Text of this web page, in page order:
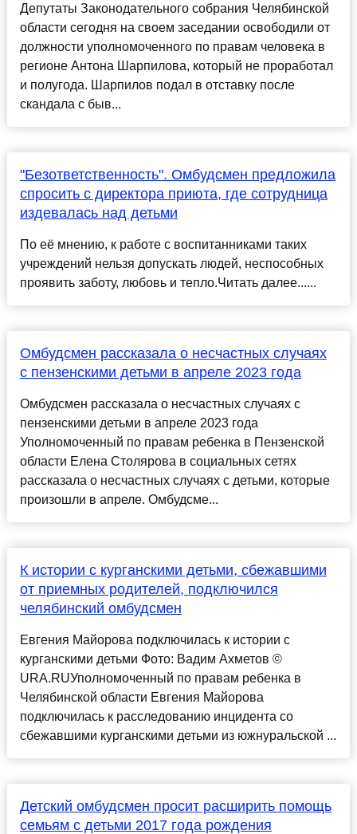
Депутаты Законодательного собрания Челябинской
области сегодня на своем заседании освободили от
должности уполномоченного по правам человека в
регионе Антона Шарпилова, который не проработал
и полугода. Шарпилов подал в отставку после
скандала с быв...
"Безответственность". Омбудсмен предложила
спросить с директора приюта, где сотрудница
издевалась над детьми
По её мнению, к работе с воспитанниками таких
учреждений нельзя допускать людей, неспособных
проявить заботу, любовь и тепло.Читать далее......
Омбудсмен рассказала о несчастных случаях
с пензенскими детьми в апреле 2023 года
Омбудсмен рассказала о несчастных случаях с
пензенскими детьми в апреле 2023 года
Уполномоченный по правам ребенка в Пензенской
области Елена Столярова в социальных сетях
рассказала о несчастных случаях с детьми, которые
произошли в апреле. Омбудсме...
К истории с курганскими детьми, сбежавшими
от приемных родителей, подключился
челябинский омбудсмен
Евгения Майорова подключилась к истории с
курганскими детьми Фото: Вадим Ахметов ©
URA.RUУполномоченный по правам ребенка в
Челябинской области Евгения Майорова
подключилась к расследованию инцидента со
сбежавшими курганскими детьми из южнуральской ...
Детский омбудсмен просит расширить помощь
семьям с детьми 2017 года рождения